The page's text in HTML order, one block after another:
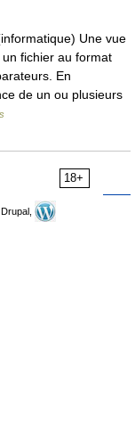
Une vue
fichier au format
En
de un ou plusieurs
18+
Drupal,